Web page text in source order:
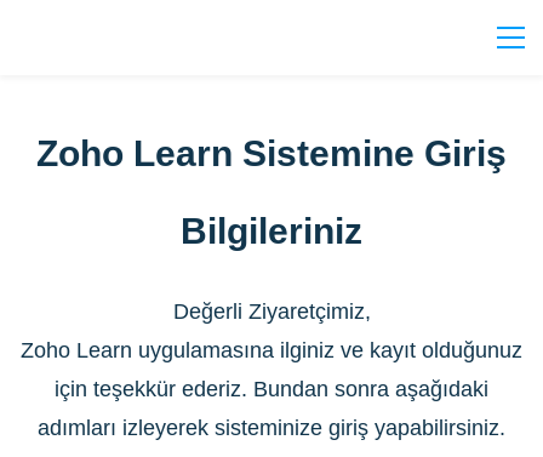
Zoho Learn Sistemine Giriş
Bilgileriniz
Değerli Ziyaretçimiz,
Zoho Learn uygulamasına ilginiz ve kayıt olduğunuz
için teşekkür ederiz. Bundan sonra aşağıdaki
adımları izleyerek sisteminize giriş yapabilirsiniz.